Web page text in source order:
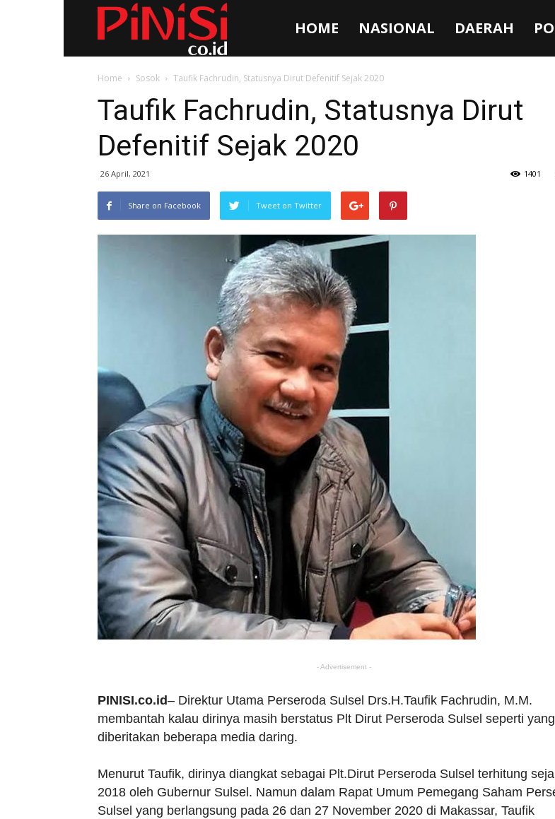
HOME NASIONAL DAERAH
Home Sosok Taufik Fachrudin, Statusnya Dirut Defenitif Sejak 2020
Taufik Fachrudin, Statusnya Dirut
Defenitif Sejak 2020
26 April, 2021 1401
Share on Facebook Tweet on Twitter
- Advertisement -
PINISI.co.id– Direktur Utama Perseroda Sulsel Drs.H.Taufik Fachrudin, M.M.
membantah kalau dirinya masih berstatus Plt Dirut Perseroda Sulsel seperti yang
diberitakan beberapa media daring.
Menurut Taufik, dirinya diangkat sebagai Plt.Dirut Perseroda Sulsel terhitung
2018 oleh Gubernur Sulsel. Namun dalam Rapat Umum Pemegang Saham
Sulsel yang berlangsung pada 26 dan 27 November 2020 di Makassar, Taufik